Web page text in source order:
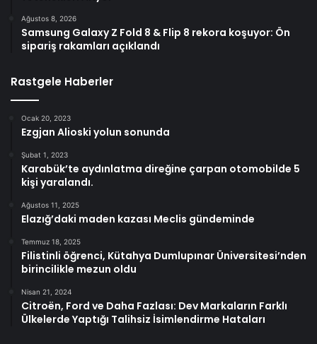
Ağustos 8, 2026
Samsung Galaxy Z Fold 8 & Flip 8 rekora koşuyor: Ön
sipariş rakamları açıklandı
Rastgele Haberler
Ocak 20, 2023
Ezgjan Alioski yolun sonunda
Şubat 1, 2023
Karabük’te aydınlatma direğine çarpan otomobilde 5
kişi yaralandı.
Ağustos 11, 2025
Elazığ’daki maden kazası Meclis gündeminde
Temmuz 18, 2025
Filistinli öğrenci, Kütahya Dumlupınar Üniversitesi’nden
birincilikle mezun oldu
Nisan 21, 2024
Citroën, Ford ve Daha Fazlası: Dev Markaların Farklı
Ülkelerde Yaptığı Talihsiz İsimlendirme Hataları